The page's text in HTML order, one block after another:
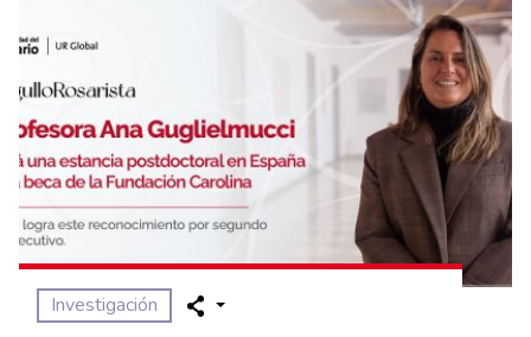
Investigación